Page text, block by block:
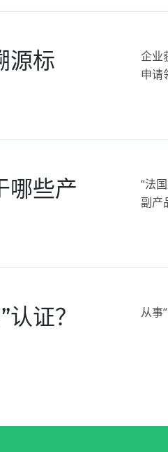
源标
企业
申请
哪些产
“法
副产
证？ 从事